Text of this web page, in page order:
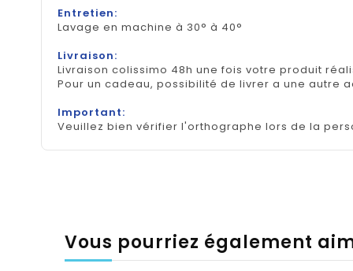
Entretien:
Lavage en machine à 30° à 40°
Livraison:
Livraison colissimo 48h une fois votre produit
Pour un cadeau, possibilité de livrer a une autre
Important:
Veuillez bien vérifier l'orthographe lors de la
Vous pourriez également